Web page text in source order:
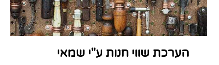
הערכת שווי חנות ע"י שמאי